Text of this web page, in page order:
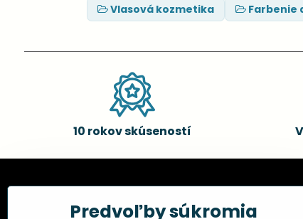
Vlasová kozmetika Farbenie
10 rokov skúseností
Kadernícke potreby, s.r.o.
Predvoľby súkromia